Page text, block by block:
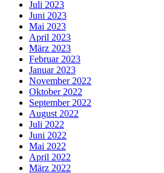
Juli 2023
Juni 2023
Mai 2023
April 2023
März 2023
Februar 2023
Januar 2023
November 2022
Oktober 2022
September 2022
August 2022
Juli 2022
Juni 2022
Mai 2022
April 2022
März 2022